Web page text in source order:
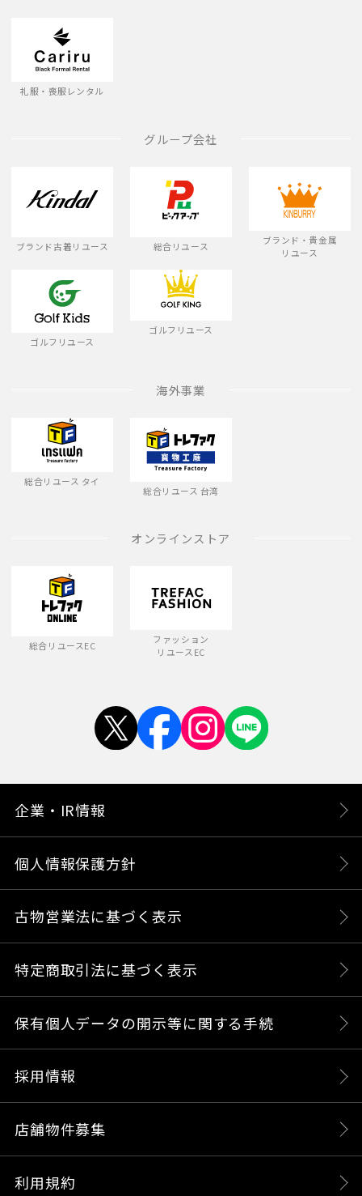
礼服・喪服レンタル
グループ会社
ブランド古着リユース 総合リユース
ブランド・貴金属
リユース
ゴルフリユース
ゴルフリユース
海外事業
総合リユース タイ
総合リユース 台湾
オンラインストア
総合リユースEC
ファッション
リユースEC
企業・IR情報
個人情報保護方針
古物営業法に基づく表示
特定商取引法に基づく表示
保有個人データの開示等に関する手続
採用情報
店舗物件募集
利用規約